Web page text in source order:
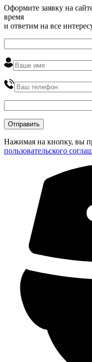
Оформите заявку на
время
и ответим на все
Нажимая на кнопку, вы
пользовательского